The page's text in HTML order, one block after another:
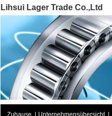
Lihsui Lager Trade Co.,Ltd
Zuhause Unternehmensübersicht